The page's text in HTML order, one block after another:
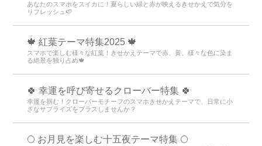
あなたのスマホをスイカに！夏らしい緑と赤が映えるきせかえで気分を
リフレッシュ🍉
🍁 紅葉テーマ特集2025 🍁
スマホで楽しむ様々な紅葉！きせかえテーマで赤、黄、様々な色に染ま
る絶景を独り占め🍁
🍀 幸運を呼び寄せるクローバー特集 🍀
幸運を掴む！クローバーモチーフのスマホきせかえテーマで、日常に小
さなサプライズをプラスしませんか？
🌕 お月見を楽しむ十五夜テーマ特集 🌕